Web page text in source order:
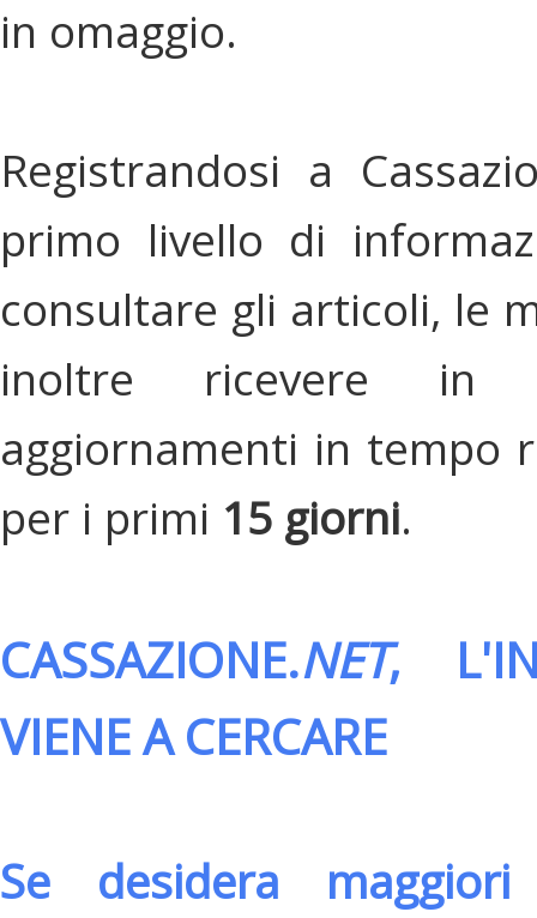
in omaggio.
Registrandosi a
primo livello di
consultare gli articoli, le
inoltre ricevere in
aggiornamenti in tempo
per i primi 15 giorni.
CASSAZIONE.NET,
VIENE A CERCARE
Se desidera